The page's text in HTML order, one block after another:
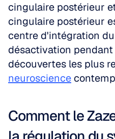
cingulaire postérieur
cingulaire postérieur
centre d'intégration
désactivation
neuroscience
Comment le